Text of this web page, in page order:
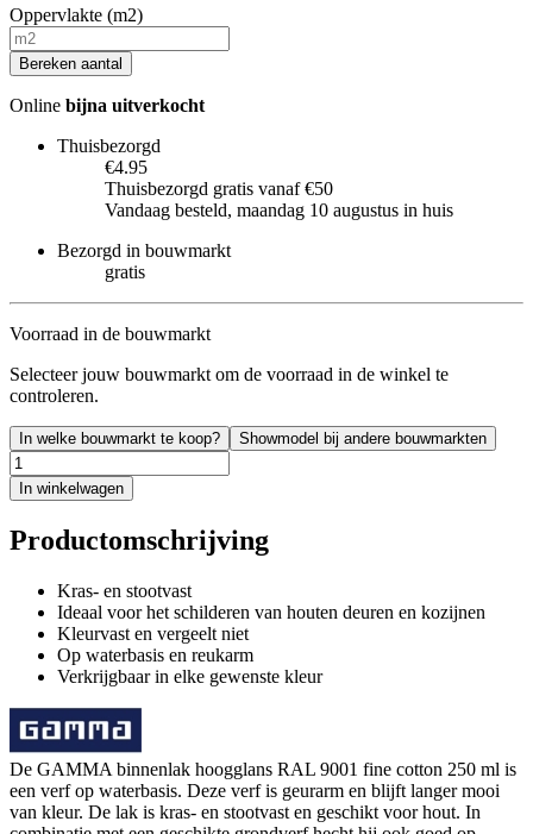
Oppervlakte (m2)
Bereken aantal
Online bijna uitverkocht
Thuisbezorgd
€4.95
Thuisbezorgd gratis vanaf €50
Vandaag besteld, maandag 10 augustus in huis
Bezorgd in bouwmarkt
gratis
Voorraad in de bouwmarkt
Selecteer jouw bouwmarkt om de voorraad in de winkel te
controleren.
In welke bouwmarkt te koop? Showmodel bij andere bouwmarkten
In winkelwagen
Productomschrijving
Kras- en stootvast
Ideaal voor het schilderen van houten deuren en kozijnen
Kleurvast en vergeelt niet
Op waterbasis en reukarm
Verkrijgbaar in elke gewenste kleur
De GAMMA binnenlak hoogglans RAL 9001 fine cotton 250 ml is
een verf op waterbasis. Deze verf is geurarm en blijft langer mooi
van kleur. De lak is kras- en stootvast en geschikt voor hout. In